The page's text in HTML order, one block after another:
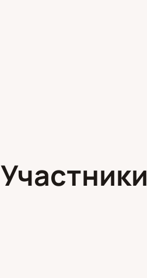
Участники